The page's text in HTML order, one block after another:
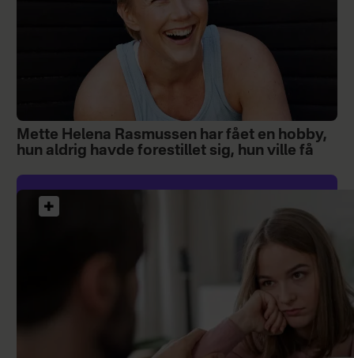
Mette Helena Rasmussen har fået en hobby,
hun aldrig havde forestillet sig, hun ville få